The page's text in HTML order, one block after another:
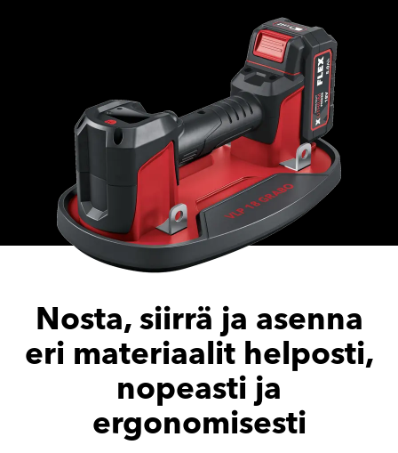
Nosta, siirrä ja asenna
eri materiaalit helposti,
nopeasti ja
ergonomisesti